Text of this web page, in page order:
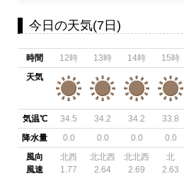
今日の天気(7日)
時間
天気
気温℃
降水量
風向
風速
12時
34.5
0.0
北西
1.77
13時
34.2
0.0
北北西
2.64
14時
34.2
0.0
北北西
2.69
15時
33.8
0.0
北
2.63